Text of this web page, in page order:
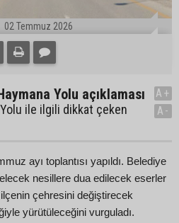
02 Temmuz 2026
Yolu açıklaması
Yolu ile ilgili dikkat çeken
A+
A-
ayı toplantısı yapıldı. Belediye
nesillere dua edilecek eserler
çehresini değiştirecek
yürütüleceğini vurguladı.